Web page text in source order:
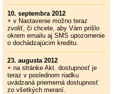
10. septembra 2012
+ v Nastavenie možno teraz
zvoliť, či chcete, aby Vám prišlo
okrem emailu aj SMS upozornenie
o dochádzajúcim kreditu.
23. augusta 2012
+ na stránke Akt. dostupnosť je
teraz v poslednom riadku
uvádzaná priemerná dostupnosť
zo všetkých meraní.